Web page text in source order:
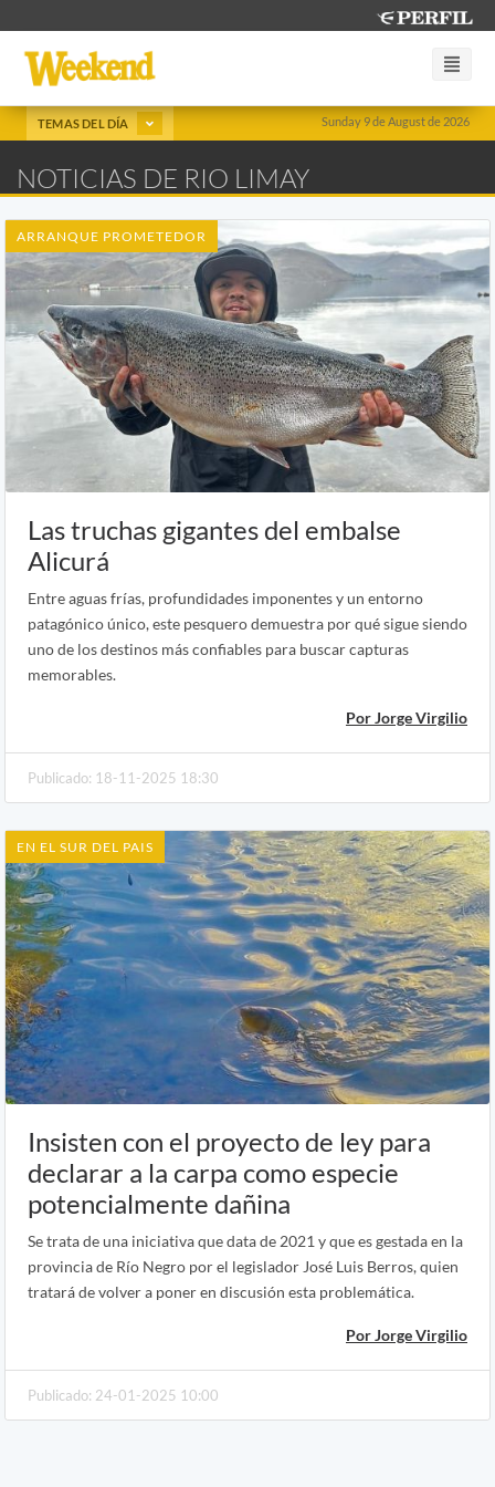
Sunday 9 de August de 2026
TEMAS DEL DÍA
NOTICIAS DE RIO LIMAY
ARRANQUE PROMETEDOR
Las truchas gigantes del embalse
Alicurá
Entre aguas frías, profundidades imponentes y un entorno
patagónico único, este pesquero demuestra por qué sigue siendo
uno de los destinos más confiables para buscar capturas
memorables.
Por Jorge Virgilio
Publicado: 18-11-2025 18:30
EN EL SUR DEL PAIS
Insisten con el proyecto de ley para
declarar a la carpa como especie
potencialmente dañina
Se trata de una iniciativa que data de 2021 y que es gestada en la
provincia de Río Negro por el legislador José Luis Berros, quien
tratará de volver a poner en discusión esta problemática.
Por Jorge Virgilio
Publicado: 24-01-2025 10:00